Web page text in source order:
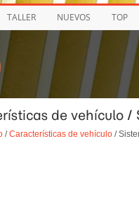
TALLER NUEVOS TOP
de vehículo /
/Características de vehículo/